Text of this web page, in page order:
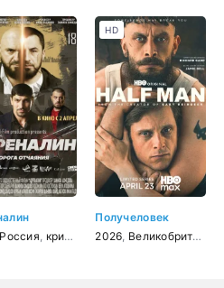
Россия криминал
Получеловек
2026 Великобритания
HD